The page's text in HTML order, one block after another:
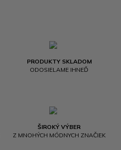
PRODUKTY SKLADOM
ODOSIELAME IHNEĎ
ŠIROKÝ VÝBER
Z MNOHÝCH MÓDNYCH ZNAČIEK